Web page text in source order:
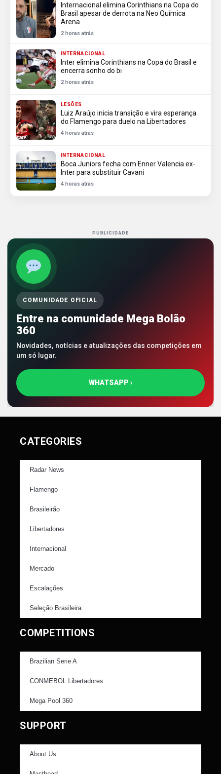
Internacional elimina Corinthians na Copa do
Brasil apesar de derrota na Neo Química
Arena
2 horas atrás
INTERNACIONAL
Inter elimina Corinthians na Copa do Brasil e
encerra sonho do bi
2 horas atrás
LESÕES
Luiz Araújo inicia transição e vira esperança
do Flamengo para duelo na Libertadores
4 horas atrás
INTERNACIONAL
Boca Juniors fecha com Enner Valencia ex-
Inter para substituir Cavani
4 horas atrás
PUBLICIDADE
COMUNIDADE OFICIAL
Entre na comunidade Mega Bolão
360
Novidades, notícias e atualizações das competições em
um só lugar.
WHATSAPP ›
CATEGORIES
Radar News
Flamengo
Brasileirão
Libertadores
Internacional
Mercado
Escalações
Seleção Brasileira
COMPETITIONS
Brazilian Serie A
CONMEBOL Libertadores
Mega Pool 360
SUPPORT
About Us